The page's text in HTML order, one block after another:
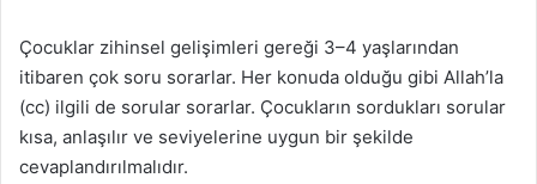
Çocuklar zihinsel gelişimleri gereği 3–4 yaşlarından
itibaren çok soru sorarlar. Her konuda olduğu gibi Allah’la
(cc) ilgili de sorular sorarlar. Çocukların sordukları sorular
kısa, anlaşılır ve seviyelerine uygun bir şekilde
cevaplandırılmalıdır.